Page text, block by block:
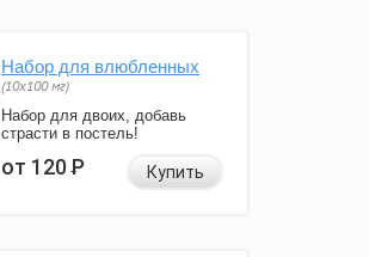
Набор для влюбленных
(10х100 мг)
Набор для двоих, добавь
страсти в постель!
от 120Р Купить